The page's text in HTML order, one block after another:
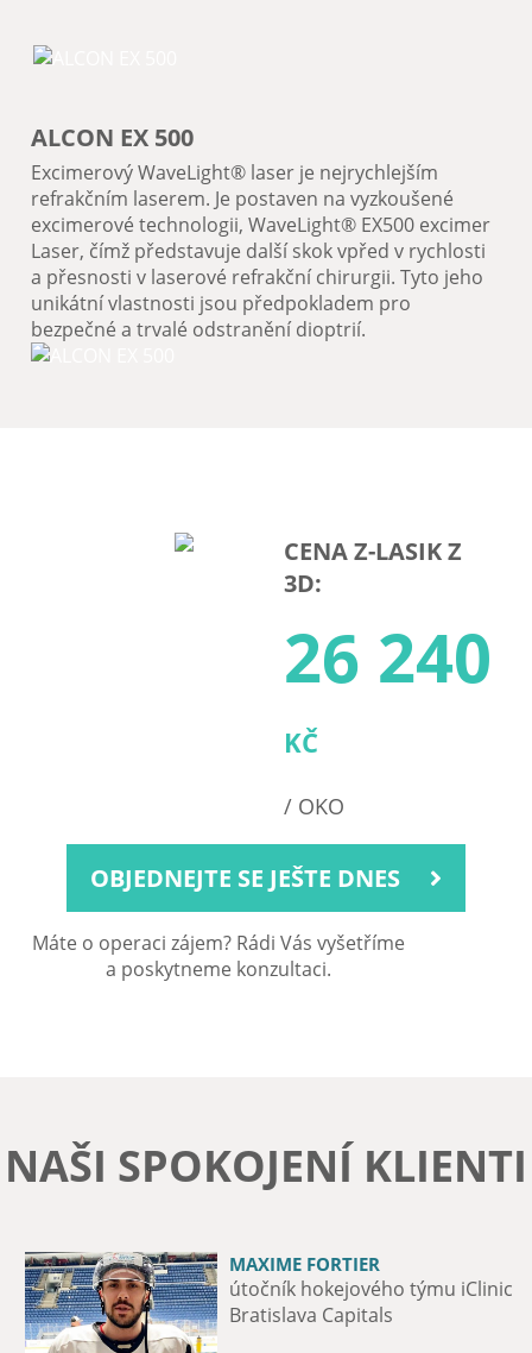
ALCON EX 500
Excimerový WaveLight® laser je nejrychlejším
refrakčním laserem. Je postaven na vyzkoušené
excimerové technologii, WaveLight® EX500 excimer
Laser, čímž představuje další skok vpřed v rychlosti
a přesnosti v laserové refrakční chirurgii. Tyto jeho
unikátní vlastnosti jsou předpokladem pro
bezpečné a trvalé odstranění dioptrií.
CENA Z-LASIK Z
3D:
26 240
KČ
/ OKO
OBJEDNEJTE SE JEŠTE DNES
Máte o operaci zájem? Rádi Vás vyšetříme
a poskytneme konzultaci.
NAŠI SPOKOJENÍ KLIENTI
MAXIME FORTIER
útočník hokejového týmu iClinic
Bratislava Capitals
JURIJ MEDVEDĚV
fotbalový obránce, ŠK Slovan